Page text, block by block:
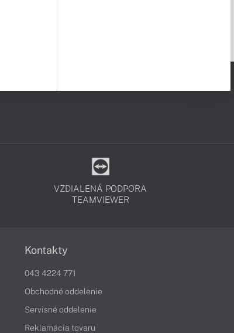
VZDIALENÁ PODPORA
TEAMVIEWER
Kontakty
043 4224 771
Obchodné oddelenie
Servisné oddelenie
Reklamácia tovaru